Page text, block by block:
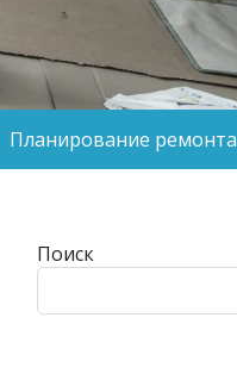
Планирование ремонта
Поиск